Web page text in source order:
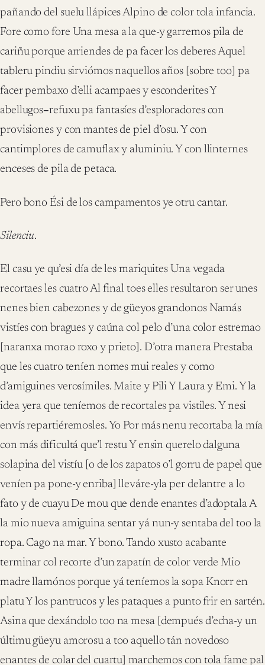
pañando del suelu llápices Alpino de color tola infancia.
Fore como fore Una mesa a la que-y garremos pila de
cariñu porque arriendes de pa facer los deberes Aquel
tableru pindiu sirviómos naquellos años [sobre too] pa
facer pembaxo d’elli acampaes y esconderites Y
abellugos–refuxu pa fantasíes d’esploradores con
provisiones y con mantes de piel d’osu. Y con
cantimplores de camuflax y aluminiu. Y con llinternes
enceses de pila de petaca.
Pero bono Ési de los campamentos ye otru cantar.
Silenciu.
El casu ye qu’esi día de les mariquites Una vegada
recortaes les cuatro Al final toes elles resultaron ser unes
nenes bien cabezones y de güeyos grandonos Namás
vistíes con bragues y caúna col pelo d’una color estremao
[naranxa morao roxo y prieto]. D’otra manera Prestaba
que les cuatro teníen nomes mui reales y como
d’amiguines verosímiles. Maite y Pili Y Laura y Emi. Y la
idea yera que teníemos de recortales pa vistiles. Y nesi
envís repartiéremosles. Yo Por más nenu recortaba la mía
con más dificultá que’l restu Y ensin querelo dalguna
solapina del vistíu [o de los zapatos o’l gorru de papel que
veníen pa pone-y enriba] lleváre-yla per delantre a lo
fato y de cuayu De mou que dende enantes d’adoptala A
la mio nueva amiguina sentar yá nun-y sentaba del too la
ropa. Cago na mar. Y bono. Tando xusto acabante
terminar col recorte d’un zapatín de color verde Mio
madre llamónos porque yá teníemos la sopa Knorr en
platu Y los pantrucos y les pataques a punto frir en sartén.
Asina que dexándolo too na mesa [dempués d’echa-y un
últimu güeyu amorosu a too aquello tán novedoso
enantes de colar del cuartu] marchemos con tola fame pal